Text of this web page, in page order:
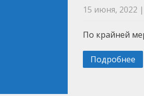
15 июня, 2022
По крайней
Подробнее